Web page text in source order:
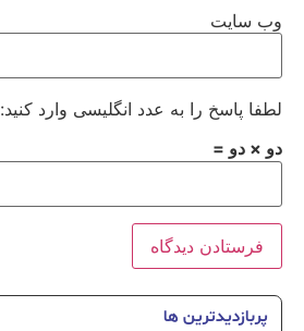
وب‌ سایت
لطفا پاسخ را به عدد انگلیسی وارد کنید:
دو × دو =
پربازدیدترین ها